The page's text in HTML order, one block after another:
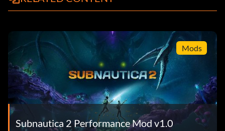
Mods
Subnautica 2 Performance Mod v1.0